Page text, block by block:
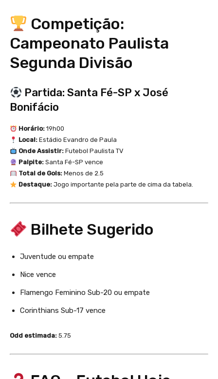
Competição:
Campeonato Paulista
Segunda Divisão
Partida: Santa Fé-SP x José
Bonifácio
Horário:19h00
Local:Estádio Evandro de Paula
Onde Assistir:Futebol Paulista TV
Palpite:Santa Fé-SP vence
Total de Gols:Menos de 2.5
Destaque:Jogo importante pela parte de cima da tabela.
Bilhete Sugerido
Juventude ou empate
Nice vence
Flamengo Feminino Sub-20 ou empate
Corinthians Sub-17 vence
Odd estimada: 5.75